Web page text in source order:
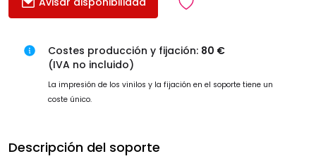
Costes producción y fijación: 80 €
(IVA no incluido)
La impresión de los vinilos y la fijación en el soporte tiene un
coste único.
Descripción del soporte